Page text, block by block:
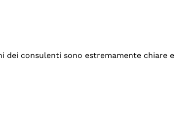
consulenti sono estremamente chiare e